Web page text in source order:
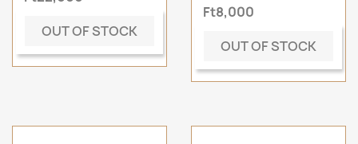
OUT OF STOCK
Ft8,000
OUT OF STOCK